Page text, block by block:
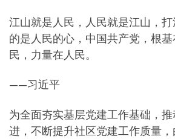
江山就是人民，人民就是江山，
的是人民的心，中国共产党，根
民，力量在人民。
——习近平
为全面夯实基层党建工作基础，
进，不断提升社区党建工作质量